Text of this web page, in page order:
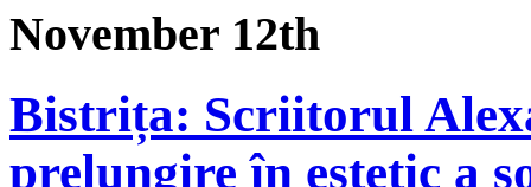
November 12th
Bistrița: Scriitorul
prelungire în estetic a